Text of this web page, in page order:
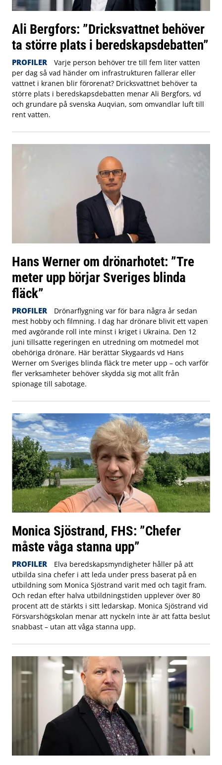
Ali Bergfors: ”Dricksvattnet behöver
ta större plats i beredskapsdebatten”
PROFILER
Varje person behöver tre till fem liter vatten
per dag så vad händer om infrastrukturen fallerar eller
vattnet i kranen blir förorenat? Dricksvattnet behöver ta
större plats i beredskapsdebatten menar Ali Bergfors, vd
och grundare på svenska Auqvian, som omvandlar luft till
rent vatten.
Hans Werner om drönarhotet: ”Tre
meter upp börjar Sveriges blinda
fläck”
PROFILER
Drönarflygning var för bara några år sedan
mest hobby och filmning. I dag har drönare blivit ett vapen
med avgörande roll inte minst i kriget i Ukraina. Den 12
juni tillsatte regeringen en utredning om motmedel mot
obehöriga drönare. Här berättar Skygaards vd Hans
Werner om Sveriges blinda fläck tre meter upp – och varför
fler verksamheter behöver skydda sig mot allt från
spionage till sabotage.
Monica Sjöstrand, FHS: ”Chefer
måste våga stanna upp”
PROFILER
Elva beredskapsmyndigheter håller på att
utbilda sina chefer i att leda under press baserat på en
utbildning som Monica Sjöstrand varit med och tagit fram.
Och redan efter halva utbildningstiden upplever över 80
procent att de stärkts i sitt ledarskap. Monica Sjöstrand vid
Försvarshögskolan menar att nyckeln inte är att fatta beslut
snabbast – utan att våga stanna upp.